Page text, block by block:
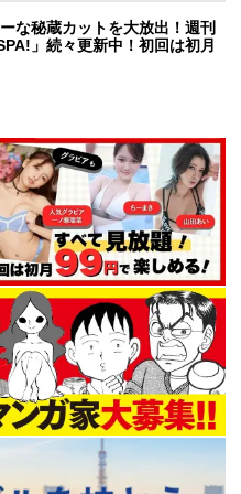
な秘蔵カットを大放出！週刊
」続々更新中！初回は初月